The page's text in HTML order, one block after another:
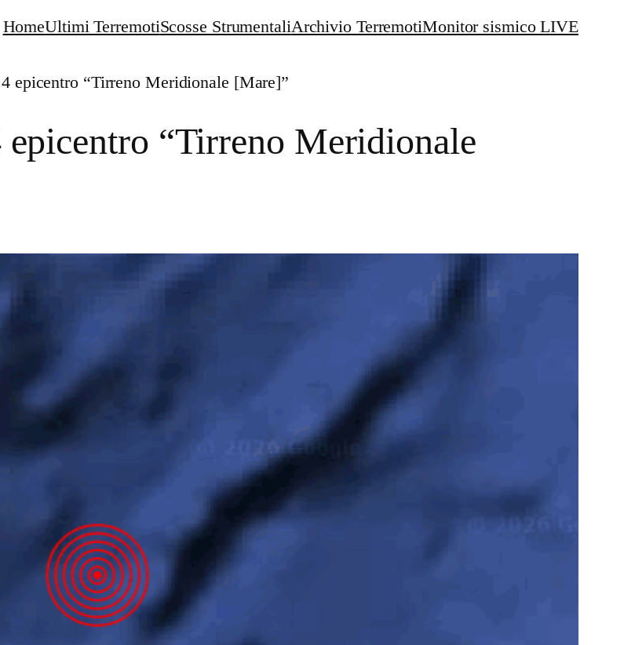
HomeUltimi TerremotiScosse StrumentaliArchivio TerremotiMonitor sismico LIVE
epicentro “Tirreno Meridionale [Mare]”
“Tirreno Meridionale